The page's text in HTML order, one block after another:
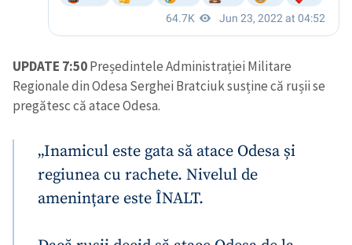
UPDATE 7:50Președintele Administrației Militare
Regionale din Odesa Serghei Bratciuk susține că rușii se
pregătesc că atace Odesa.
„Inamicul este gata să atace Odesa și
regiunea cu rachete. Nivelul de
amenințare este ÎNALT.